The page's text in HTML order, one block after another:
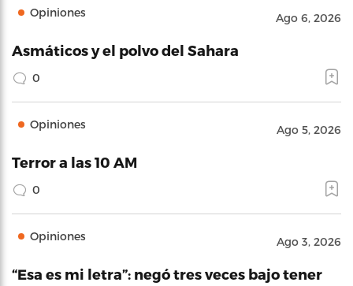
Opiniones Ago 6, 2026
Asmáticos y el polvo del Sahara
0
Opiniones Ago 5, 2026
Terror a las 10 AM
0
Opiniones Ago 3, 2026
“Esa es mi letra”: negó tres veces bajo tener